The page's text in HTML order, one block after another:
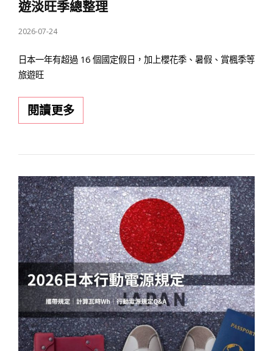
遊淡旺季總整理
POSTED
2026-07-24
日本一年有超過 16 個國定假日，加上櫻花季、暑假、賞楓季等
旅遊旺
閱讀更多日
本
玩
最
划
算？
日
本
2026
假
期
與